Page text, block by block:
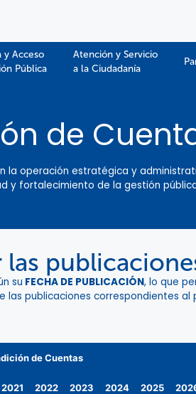
y Acceso
Pública​​
Atención y Servicio
a la Ciudadanía
de
la operación estratégica y
y fortalecimiento de la gestión
su FECHA DE PUBLICACIÓN, lo que
publicaciones correspondientes al
de Cuentas
2021 2022 2023 2024 2025